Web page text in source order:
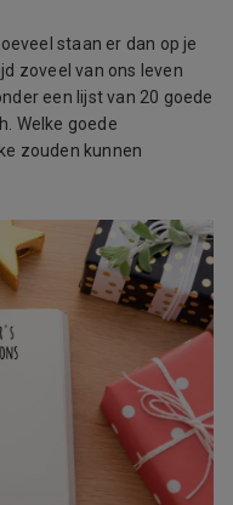
staan er dan op je
zoveel van ons leven
een lijst van 20 goede
Welke goede
zouden kunnen